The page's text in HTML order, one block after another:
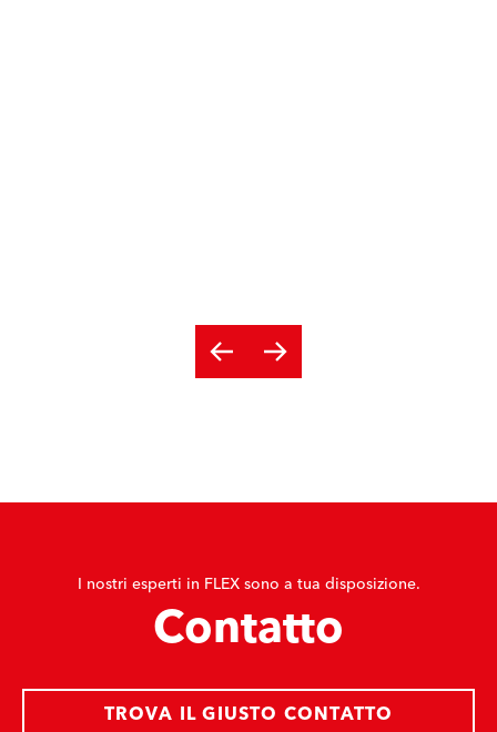
I nostri esperti in FLEX sono a tua disposizione.
Contatto
TROVA IL GIUSTO CONTATTO